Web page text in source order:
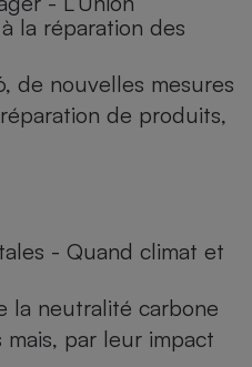
la réparation des
de nouvelles mesures
de produits,
- Quand climat et
la neutralité carbone
par leur impact